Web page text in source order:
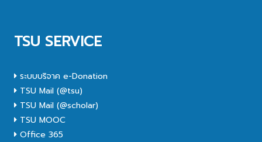
TSU SERVICE
ระบบบริจาค e-Donation
TSU Mail (@tsu)
TSU Mail (@scholar)
TSU MOOC
Office 365